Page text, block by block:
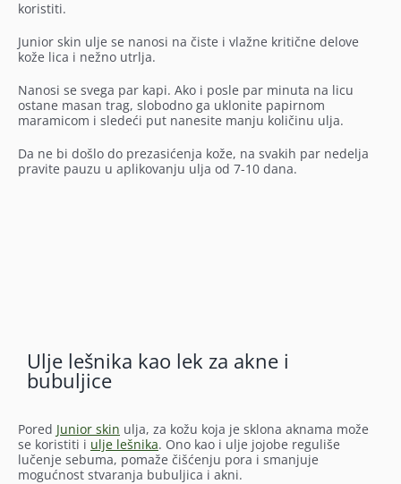
koristiti.
Junior skin ulje se nanosi na čiste i vlažne kritične delove
kože lica i nežno utrlja.
Nanosi se svega par kapi. Ako i posle par minuta na licu
ostane masan trag, slobodno ga uklonite papirnom
maramicom i sledeći put nanesite manju količinu ulja.
Da ne bi došlo do prezasićenja kože, na svakih par nedelja
pravite pauzu u aplikovanju ulja od 7-10 dana.
Ulje lešnika kao lek za akne i
bubuljice
Pored Junior skin ulja, za kožu koja je sklona aknama može
se koristiti i ulje lešnika. Ono kao i ulje jojobe reguliše
lučenje sebuma, pomaže čišćenju pora i smanjuje
mogućnost stvaranja bubuljica i akni.